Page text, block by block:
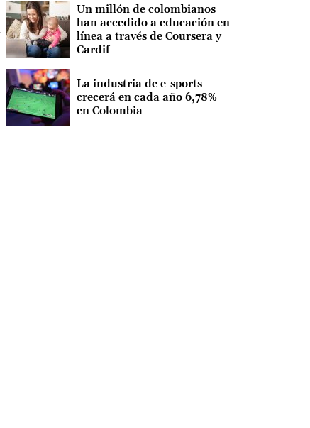
Un millón de colombianos
han accedido a educación en
línea a través de Coursera y
Cardif
La industria de e-sports
crecerá en cada año 6,78%
en Colombia